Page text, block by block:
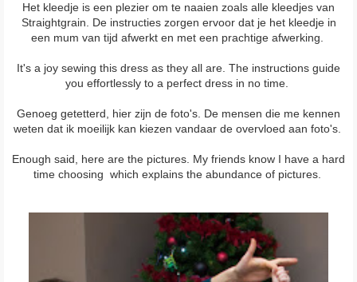
Het kleedje is een plezier om te naaien zoals alle kleedjes van
Straightgrain. De instructies zorgen ervoor dat je het kleedje in
een mum van tijd afwerkt en met een prachtige afwerking.
It's a joy sewing this dress as they all are. The instructions guide
you effortlessly to a perfect dress in no time.
Genoeg getetterd, hier zijn de foto's. De mensen die me kennen
weten dat ik moeilijk kan kiezen vandaar de overvloed aan foto's.
Enough said, here are the pictures. My friends know I have a hard
time choosing which explains the abundance of pictures.